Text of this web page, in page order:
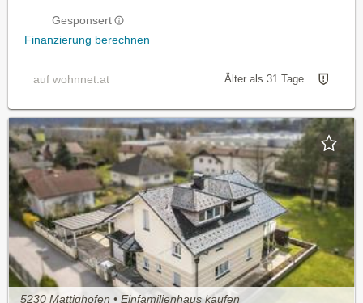
Gesponsert
Finanzierung berechnen
auf wohnnet.at Älter als 31 Tage
5230 Mattighofen • Einfamilienhaus kaufen